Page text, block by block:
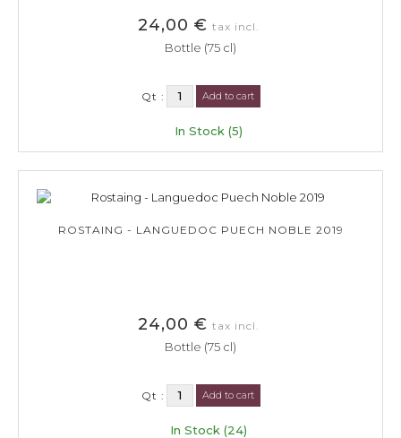
24,00 € tax incl.
Bottle (75 cl)
Qt : Add to cart
In Stock (5)
ROSTAING - LANGUEDOC PUECH NOBLE 2019
24,00 € tax incl.
Bottle (75 cl)
Qt : Add to cart
In Stock (24)